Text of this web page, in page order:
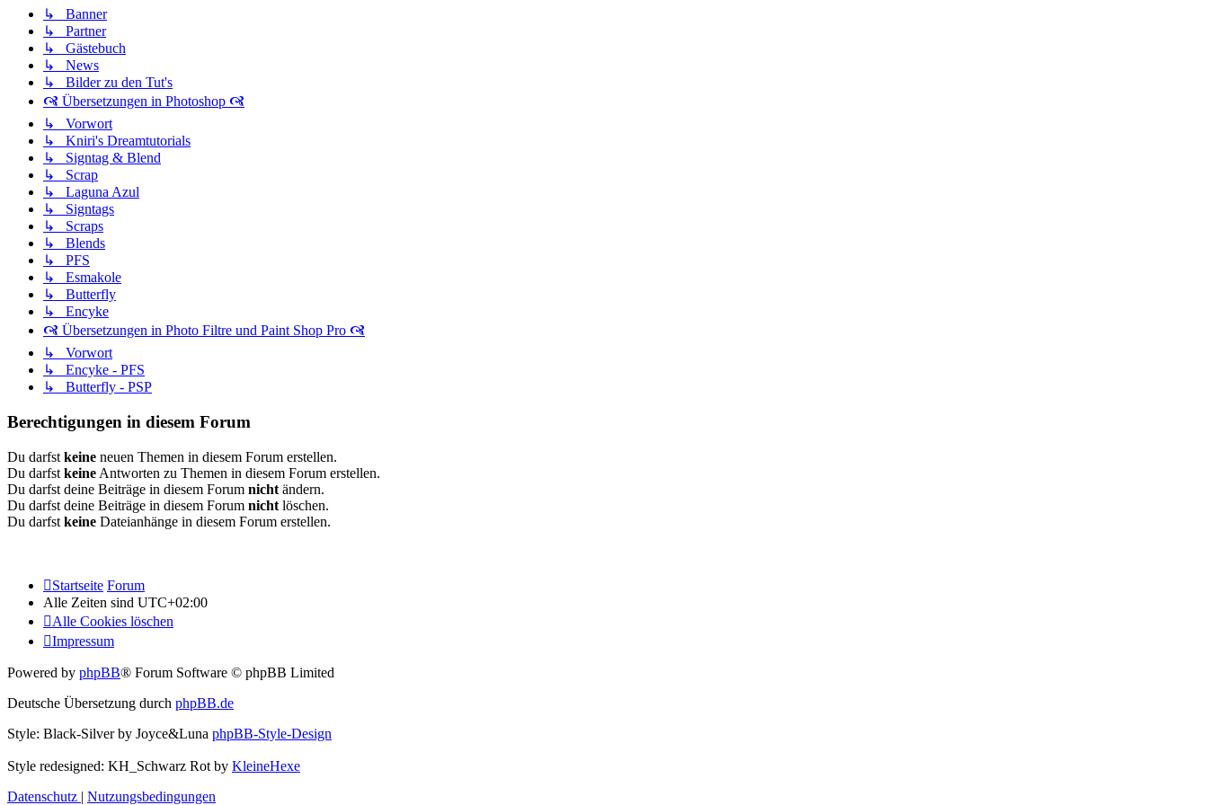
↳ Banner
↳ Partner
↳ Gästebuch
↳ News
↳ Bilder zu den Tut's
🙧 Übersetzungen in Photoshop 🙧
↳ Vorwort
↳ Kniri's Dreamtutorials
↳ Signtag & Blend
↳ Scrap
↳ Laguna Azul
↳ Signtags
↳ Scraps
↳ Blends
↳ PFS
↳ Esmakole
↳ Butterfly
↳ Encyke
🙧 Übersetzungen in Photo Filtre und Paint Shop Pro 🙧
↳ Vorwort
↳ Encyke - PFS
↳ Butterfly - PSP
Berechtigungen in diesem Forum
Du darfst keine neuen Themen in diesem Forum erstellen.
Du darfst keine Antworten zu Themen in diesem Forum erstellen.
Du darfst deine Beiträge in diesem Forum nicht ändern.
Du darfst deine Beiträge in diesem Forum nicht löschen.
Du darfst keine Dateianhänge in diesem Forum erstellen.
Startseite Forum
Alle Zeiten sind UTC+02:00
Alle Cookies löschen
Impressum
Powered by phpBB® Forum Software © phpBB Limited
Deutsche Übersetzung durch phpBB.de
Style: Black-Silver by Joyce&Luna phpBB-Style-Design
Style redesigned: KH_Schwarz Rot by KleineHexe
Datenschutz | Nutzungsbedingungen